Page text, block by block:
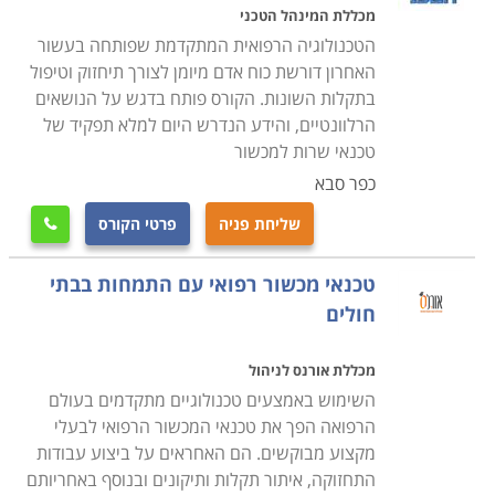
לא התבצעה בפועל.
קל להבין אם כך מדוע כאשר צצה בעיה בתפעולו של אותו
סורק נדרשת התערבות מיידית ודחופה של טכנאי, ומדוע
מהירות ויעילות תגובתו לקריאה היא קריטית וטומנת בחובה
השלכות שאינן רק כלכליות, אלא גם מנהלתיות, ועלולות
אפילו להשפיע על חיי אדם.
אם כן, ברור מדוע פעילותו של טכנאי ציוד רפואי שונה למשל
מזו של הטכנאי אותו נזמין הביתה אם חלילה וחס נגלה
דליפה ממכונת הכביסה, או שהטלויזיה בסלון הפסיקה לפתע
לפעול רחמנא ליצלן. רמת המקצועיות הנתבעת היא אחרת,
הרפואי נדרש למענה סביב השעון ולקפדנות חסרת פשרות.
בנוסף למשימת התחזוקה והתקינות השוטפת, עליו לקיים לא
פעם הדרכות אישיות או מרוכזות לצוות הרפואי והמנהלתי
בנוגע לשימוש הנכון והמדוייק בציוד.
מכללת המינהל הטכני
הטכנולוגיה הרפואית המתקדמת שפותחה בעשור
האחרון דורשת כוח אדם מיומן לצורך תיחזוק וטיפול
בתקלות השונות. הקורס פותח בדגש על הנושאים
הרלוונטיים, והידע הנדרש היום למלא תפקיד של
טכנאי שרות למכשור
כפר סבא
שליחת פניה פרטי הקורס 
טכנאי מכשור רפואי עם התמחות בבתי
חולים
מכללת אורנס לניהול
השימוש באמצעים טכנולוגיים מתקדמים בעולם
הרפואה הפך את טכנאי המכשור הרפואי לבעלי
מקצוע מבוקשים. הם האחראים על ביצוע עבודות
התחזוקה, איתור תקלות ותיקונים ובנוסף באחריותם